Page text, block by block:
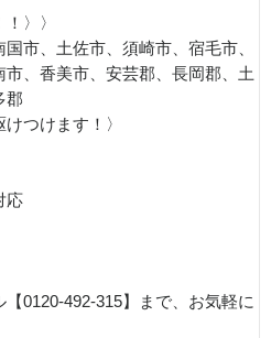
〉〉
市、土佐市、須崎市、宿毛市、
、香美市、安芸郡、長岡郡、土
郡
つけます！〉
応
0120-492-315】まで、お気軽に